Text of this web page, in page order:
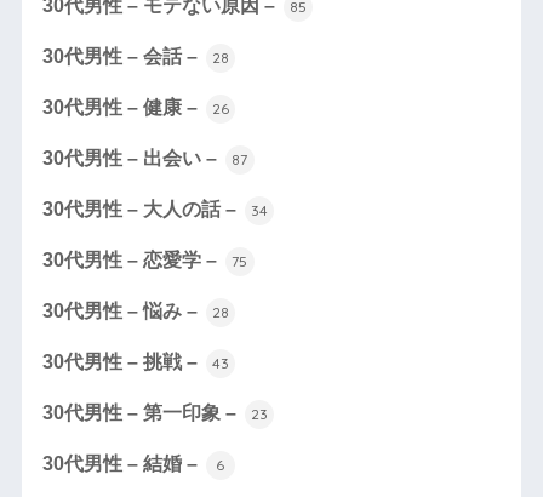
30代男性 – モテない原因 – 85
30代男性 – 会話 – 28
30代男性 – 健康 – 26
30代男性 – 出会い – 87
30代男性 – 大人の話 – 34
30代男性 – 恋愛学 – 75
30代男性 – 悩み – 28
30代男性 – 挑戦 – 43
30代男性 – 第一印象 – 23
30代男性 – 結婚 – 6